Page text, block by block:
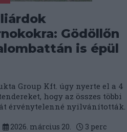
Gödöllőn
is épül
Group Kft. úgy nyerte el a 4
hogy az összes többi
érvénytelenné nyilvánították.
2026. március 20. 3 perc